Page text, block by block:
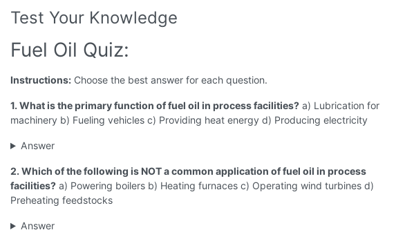
Test Your Knowledge
Fuel Oil Quiz:
Instructions: Choose the best answer for each question.
1. What is the primary function of fuel oil in process facilities? a) Lubrication for
machinery b) Fueling vehicles c) Providing heat energy d) Producing electricity
Answer
2. Which of the following is NOT a common application of fuel oil in process
facilities? a) Powering boilers b) Heating furnaces c) Operating wind turbines d)
Preheating feedstocks
Answer